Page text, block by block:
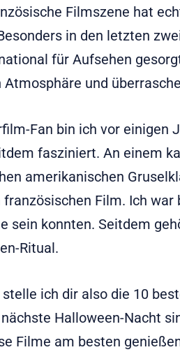
Filmszene hat
in den letzten
für Aufsehen
und
Fan bin ich vor einigen
fasziniert. An einem
amerikanischen
Film. Ich
sein konnten. Seitdem
Ritual.
ich dir also die 10
Halloween-Nacht
Filme am besten